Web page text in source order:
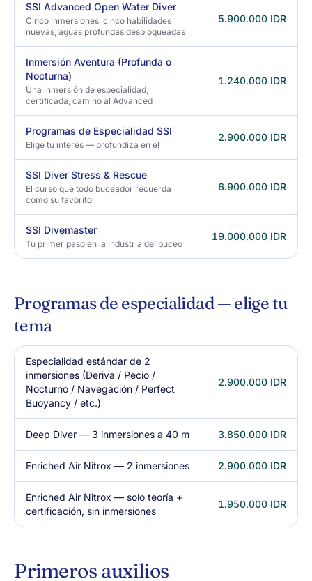
SSI Advanced Open Water Diver
Cinco inmersiones, cinco habilidades
nuevas, aguas profundas desbloqueadas
5.900.000 IDR
Inmersión Aventura (Profunda o
Nocturna)
Una inmersión de especialidad,
certificada, camino al Advanced
1.240.000 IDR
Programas de Especialidad SSI
Elige tu interés — profundiza en él
2.900.000 IDR
SSI Diver Stress & Rescue
El curso que todo buceador recuerda
como su favorito
6.900.000 IDR
SSI Divemaster
Tu primer paso en la industria del buceo
19.000.000 IDR
Programas de especialidad — elige tu
tema
Especialidad estándar de 2
inmersiones (Deriva / Pecio /
Nocturno / Navegación / Perfect
Buoyancy / etc.)
2.900.000 IDR
Deep Diver — 3 inmersiones a 40 m 3.850.000 IDR
Enriched Air Nitrox — 2 inmersiones 2.900.000 IDR
Enriched Air Nitrox — solo teoría +
certificación, sin inmersiones
1.950.000 IDR
Primeros auxilios